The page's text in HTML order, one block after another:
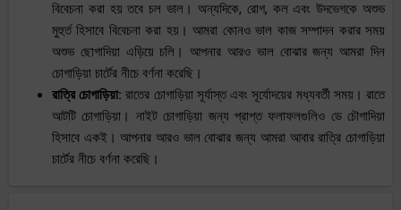
বিবেচনা করা হয় তবে চল ভাল। অন্যদিকে, রোগ, কল এবং উদভেগকে অশুভ
মুহুর্ত হিসাবে বিবেচনা করা হয়। আমরা কোনও ভাল কাজ সম্পাদন করার সময়
অশুভ ছোগাদিয়া এড়িয়ে চলি। আপনার আরও ভাল বোঝার জন্য আমরা দিন
চোগাড়িয়া চার্টের নীচে বর্ণনা করেছি।
রাত্রি চোগাড়িয়া:রাতের চোগাড়িয়া সূর্যাস্ত এবং সূর্যোদয়ের মধ্যবর্তী সময়। রাতে
আটটি চোগাড়িয়া। নাইট চোগাড়িয়া জন্য প্রাপ্ত ফলাফলগুলিও ডে চৌগাদিয়া
হিসাবে একই। আপনার আরও ভাল বোঝার জন্য আমরা আবার রাত্রি চোগাড়িয়া
চার্টের নীচে বর্ণনা করেছি।